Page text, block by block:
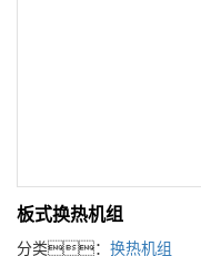
板式换热机组
分类： 换热机组